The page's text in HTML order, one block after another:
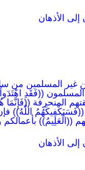
الأذهان
غير المسلمين من
المسلمون ((فَقَدِ
المنحرفة
اللّهُ))
((الْعَلِيمُ)) بأعمالكم
الأذهان